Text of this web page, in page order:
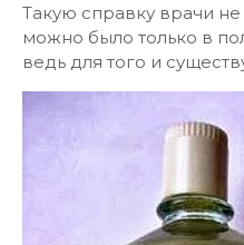
Такую справку врачи
можно было только в
ведь для того и